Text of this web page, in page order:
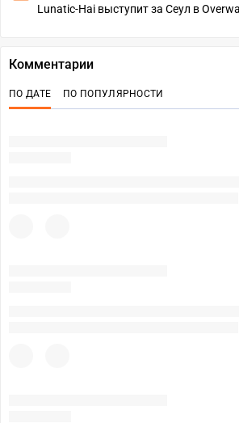
Lunatic-Hai выступит за Сеул в
Комментарии
ПО ДАТЕ ПО ПОПУЛЯРНОСТИ